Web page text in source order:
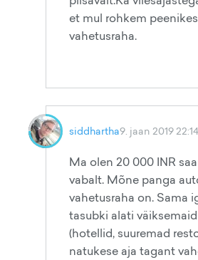
et mul rohkem
vahetusraha.
siddhartha9. jaan 2019 22:14
Ma olen 20 000 INR
vabalt. Mõne panga
vahetusraha on. Sama
tasubki alati
(hotellid, suuremad
natukese aja tagant